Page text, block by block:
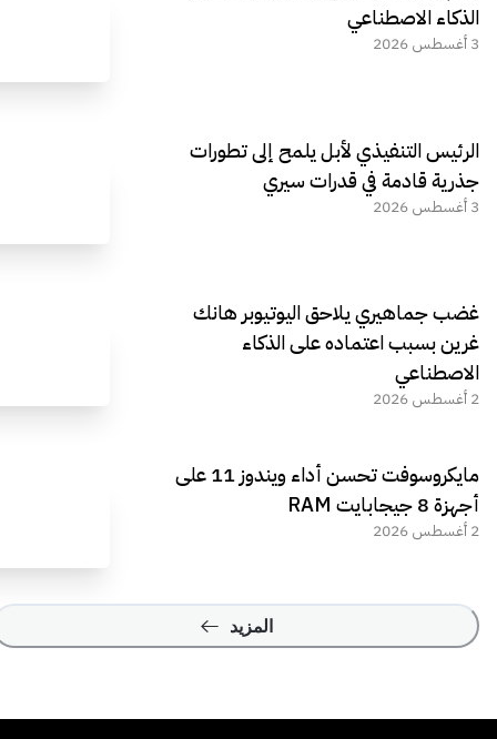
الذكاء الاصطناعي
3 أغسطس 2026
الرئيس التنفيذي لأبل يلمح إلى تطورات
جذرية قادمة في قدرات سيري
3 أغسطس 2026
غضب جماهيري يلاحق اليوتيوبر هانك
غرين بسبب اعتماده على الذكاء
الاصطناعي
2 أغسطس 2026
مايكروسوفت تحسن أداء ويندوز 11 على
أجهزة 8 جيجابايت RAM
2 أغسطس 2026
المزيد